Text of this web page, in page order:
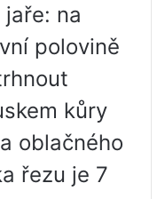
na
polovině
kůry
oblačného
řezu je 7